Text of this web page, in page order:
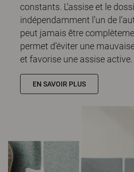
constants. L’assise et le
indépendamment l’un de
peut jamais être
permet d’éviter une
et favorise une assise active.
EN SAVOIR PLUS